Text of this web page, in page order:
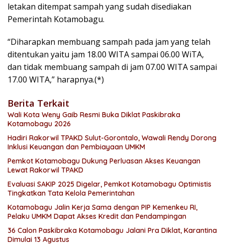
letakan ditempat sampah yang sudah disediakan
Pemerintah Kotamobagu.
“Diharapkan membuang sampah pada jam yang telah
ditentukan yaitu jam 18.00 WITA sampai 06.00 WiTA,
dan tidak membuang sampah di jam 07.00 WITA sampai
17.00 WITA,” harapnya.(*)
Berita Terkait
Wali Kota Weny Gaib Resmi Buka Diklat Paskibraka
Kotamobagu 2026
Hadiri Rakorwil TPAKD Sulut-Gorontalo, Wawali Rendy Dorong
Inklusi Keuangan dan Pembiayaan UMKM
Pemkot Kotamobagu Dukung Perluasan Akses Keuangan
Lewat Rakorwil TPAKD
Evaluasi SAKIP 2025 Digelar, Pemkot Kotamobagu Optimistis
Tingkatkan Tata Kelola Pemerintahan
Kotamobagu Jalin Kerja Sama dengan PIP Kemenkeu RI,
Pelaku UMKM Dapat Akses Kredit dan Pendampingan
36 Calon Paskibraka Kotamobagu Jalani Pra Diklat, Karantina
Dimulai 13 Agustus